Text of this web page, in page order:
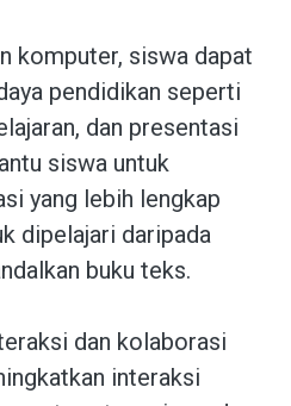
komputer, siswa dapat
pendidikan seperti
dan presentasi
siswa untuk
yang lebih lengkap
dipelajari daripada
buku teks.
dan kolaborasi
interaksi